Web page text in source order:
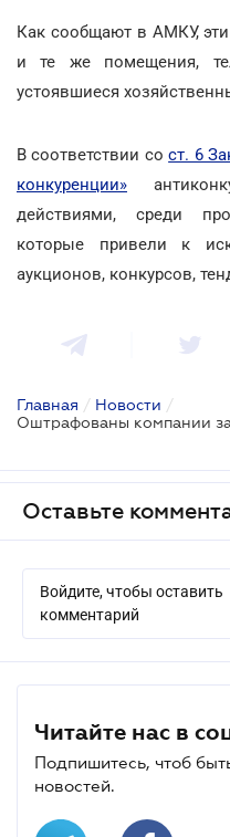
Как сообщают в АМКУ,
и те же помещения,
устоявшиеся
В соответствии сост. 6
конкуренции»
действиями, среди
которые привели к
аукционов, конкурсов,
Главная / Новости /
Оставьте
Войдите, чтобы оставить
комментарий
Читайте нас в
Подпишитесь, чтоб
новостей.